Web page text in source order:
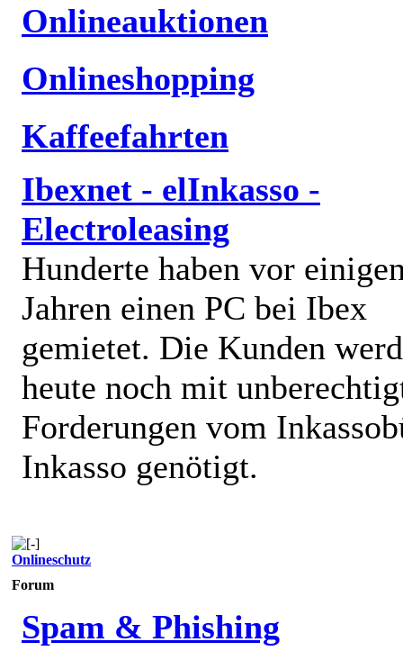
Onlineauktionen
Onlineshopping
Kaffeefahrten
Ibexnet - elInkasso -
Electroleasing
Hunderte haben vor
Jahren einen PC bei Ibex
gemietet. Die Kunden
heute noch mit
Forderungen vom
Inkasso genötigt.
Onlineschutz
Forum
Spam & Phishing